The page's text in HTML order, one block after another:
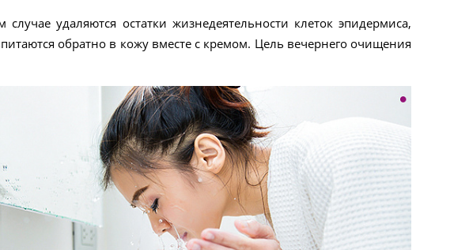
удаляются остатки жизнедеятельности клеток эпидермиса,
обратно в кожу вместе с кремом. Цель вечернего очищения